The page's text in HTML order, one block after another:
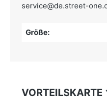
service@de.street-
Größe:
VORTEILSKARTE